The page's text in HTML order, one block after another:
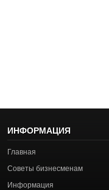
ИНФОРМАЦИЯ
Главная
Советы бизнесменам
Информация